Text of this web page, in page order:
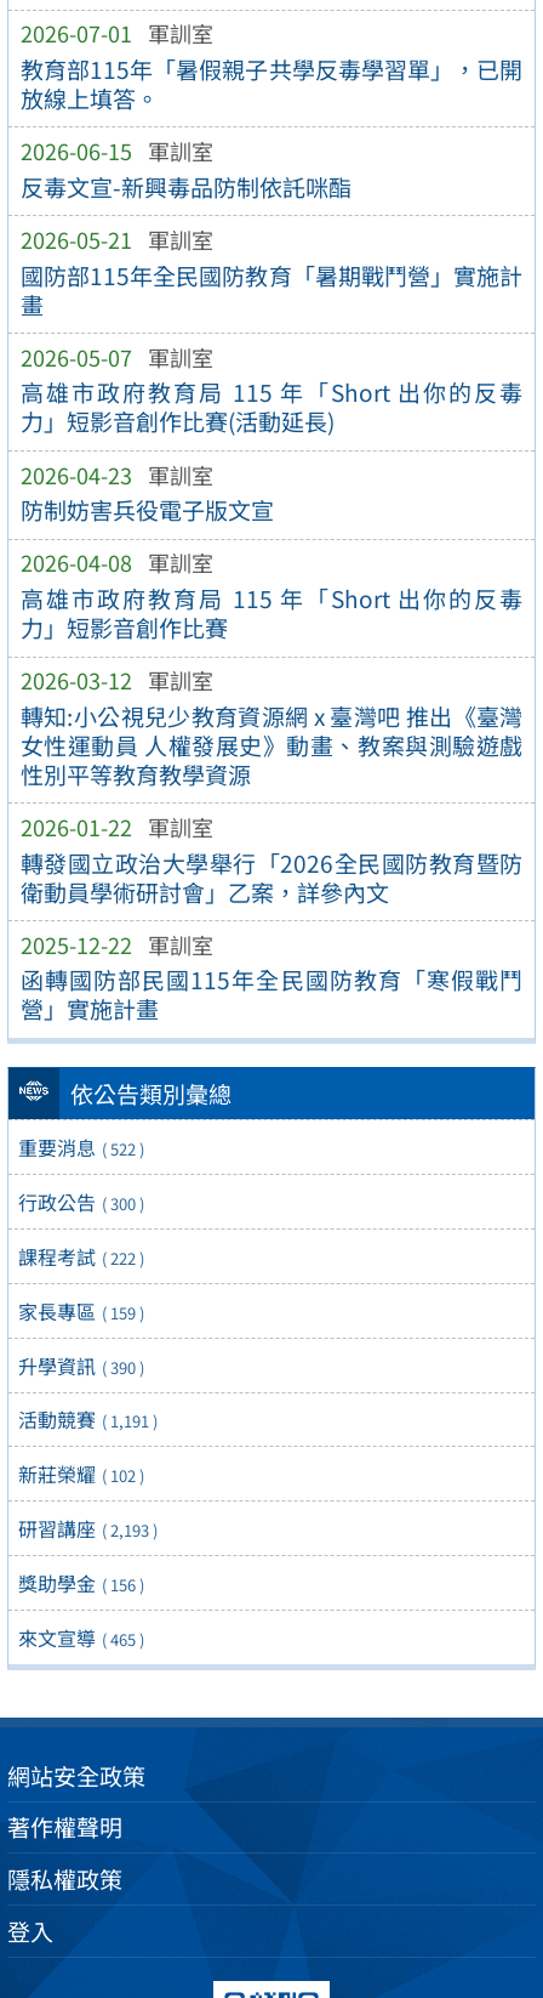
2026-07-01 軍訓室
教育部115年「暑假親子共學反毒學習單」，已開
放線上填答。
2026-06-15 軍訓室
反毒文宣-新興毒品防制依託咪酯
2026-05-21 軍訓室
國防部115年全民國防教育「暑期戰鬥營」實施計
畫
2026-05-07 軍訓室
高雄市政府教育局 115 年「Short 出你的反毒
力」短影音創作比賽(活動延長)
2026-04-23 軍訓室
防制妨害兵役電子版文宣
2026-04-08 軍訓室
高雄市政府教育局 115 年「Short 出你的反毒
力」短影音創作比賽
2026-03-12 軍訓室
轉知:小公視兒少教育資源網 x 臺灣吧 推出《臺灣
女性運動員 人權發展史》動畫、教案與測驗遊戲
性別平等教育教學資源
2026-01-22 軍訓室
轉發國立政治大學舉行「2026全民國防教育暨防
衛動員學術研討會」乙案，詳參內文
2025-12-22 軍訓室
函轉國防部民國115年全民國防教育「寒假戰鬥
營」實施計畫
依公告類別彙總
重要消息 ( 522 )
行政公告 ( 300 )
課程考試 ( 222 )
家長專區 ( 159 )
升學資訊 ( 390 )
活動競賽 ( 1,191 )
新莊榮耀 ( 102 )
研習講座 ( 2,193 )
獎助學金 ( 156 )
來文宣導 ( 465 )
網站安全政策
著作權聲明
隱私權政策
登入